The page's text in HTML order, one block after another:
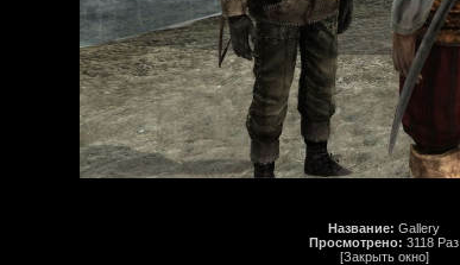
Название: Gallery
Просмотрено: 3118 Раз
[Закрыть окно]